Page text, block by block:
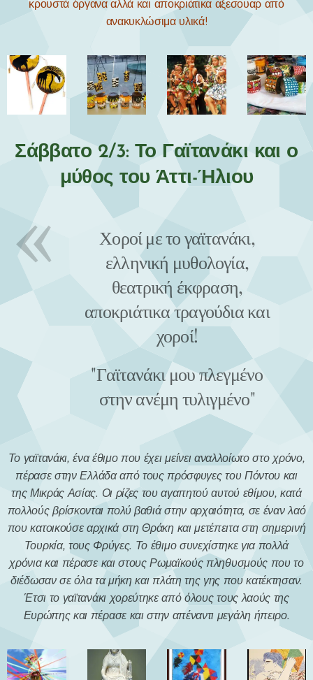
κρουστά όργανα αλλά και αποκριάτικα αξεσουαρ από
ανακυκλώσιμα υλικά!
Σάββατο 2/3: Το Γαϊτανάκι και ο
μύθος του Άττι-Ήλιου
Χοροί με το γαϊτανάκι,
ελληνική μυθολογία,
θεατρική έκφραση,
αποκριάτικα τραγούδια και
χοροί!
"Γαϊτανάκι μου πλεγμένο
στην ανέμη τυλιγμένο"
Το γαϊτανάκι, ένα έθιμο που έχει μείνει αναλλοίωτο στο χρόνο,
πέρασε στην Ελλάδα από τους πρόσφυγες του Πόντου και
της Μικράς Ασίας. Οι ρίζες του αγαπητού αυτού εθίμου, κατά
πολλούς βρίσκονται πολύ βαθιά στην αρχαιότητα, σε έναν λαό
που κατοικούσε αρχικά στη Θράκη και μετέπειτα στη σημερινή
Τουρκία, τους Φρύγες. Το έθιμο συνεχίστηκε για πολλά
χρόνια και πέρασε και στους Ρωμαϊκούς πληθυσμούς που το
διέδωσαν σε όλα τα μήκη και πλάτη της γης που κατέκτησαν.
Έτσι το γαϊτανάκι χορεύτηκε από όλους τους λαούς της
Ευρώπης και πέρασε και στην απέναντι μεγάλη ήπειρο.